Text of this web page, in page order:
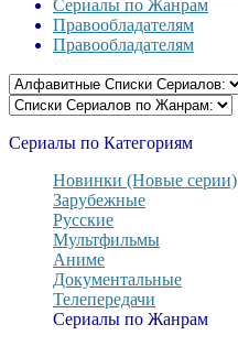
Сериалы по Жанрам
Правообладателям
Правообладателям
Сериалы по Категориям
Новинки (Новые серии)
Зарубежные
Русские
Мультфильмы
Аниме
Документальные
Телепередачи
Сериалы по Жанрам